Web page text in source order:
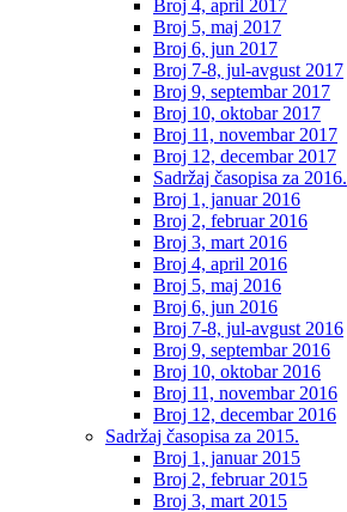
Broj 4, april 2017
Broj 5, maj 2017
Broj 6, jun 2017
Broj 7-8, jul-avgust 2017
Broj 9, septembar 2017
Broj 10, oktobar 2017
Broj 11, novembar 2017
Broj 12, decembar 2017
Sadržaj časopisa za 2016.
Broj 1, januar 2016
Broj 2, februar 2016
Broj 3, mart 2016
Broj 4, april 2016
Broj 5, maj 2016
Broj 6, jun 2016
Broj 7-8, jul-avgust 2016
Broj 9, septembar 2016
Broj 10, oktobar 2016
Broj 11, novembar 2016
Broj 12, decembar 2016
Sadržaj časopisa za 2015.
Broj 1, januar 2015
Broj 2, februar 2015
Broj 3, mart 2015